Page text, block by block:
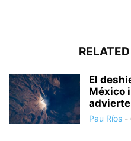
El
México
Pau Ríos -